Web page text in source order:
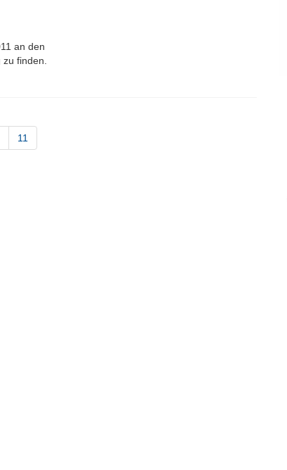
an den
finden.
11